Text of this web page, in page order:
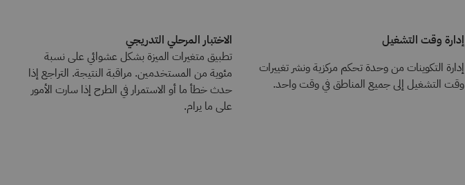
إدارة وقت التشغيل
إدارة التكوينات من وحدة تحكم مركزية ونشر تغييرات
وقت التشغيل إلى جميع المناطق في وقت واحد.
الاختبار المرحلي التدريجي
تطبيق متغيرات الميزة بشكل عشوائي على نسبة
مئوية من المستخدمين. مراقبة النتيجة. التراجع إذا
حدث خطأ ما أو الاستمرار في الطرح إذا سارت الأمور
على ما يرام.